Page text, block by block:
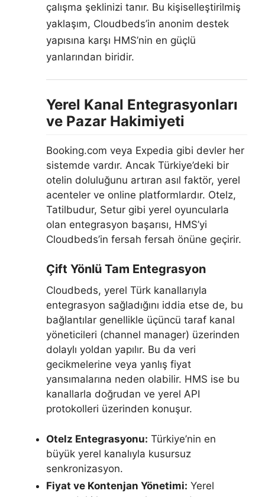
çalışma şeklinizi tanır. Bu kişiselleştirilmiş
yaklaşım, Cloudbeds’in anonim destek
yapısına karşı HMS’nin en güçlü
yanlarından biridir.
Yerel Kanal Entegrasyonları
ve Pazar Hakimiyeti
Booking.com veya Expedia gibi devler her
sistemde vardır. Ancak Türkiye’deki bir
otelin doluluğunu artıran asıl faktör, yerel
acenteler ve online platformlardır. Otelz,
Tatilbudur, Setur gibi yerel oyuncularla
olan entegrasyon başarısı, HMS’yi
Cloudbeds’in fersah fersah önüne geçirir.
Çift Yönlü Tam Entegrasyon
Cloudbeds, yerel Türk kanallarıyla
entegrasyon sağladığını iddia etse de, bu
bağlantılar genellikle üçüncü taraf kanal
yöneticileri (channel manager) üzerinden
dolaylı yoldan yapılır. Bu da veri
gecikmelerine veya yanlış fiyat
yansımalarına neden olabilir. HMS ise bu
kanallarla doğrudan ve yerel API
protokolleri üzerinden konuşur.
Otelz Entegrasyonu: Türkiye’nin en
büyük yerel kanalıyla kusursuz
senkronizasyon.
Fiyat ve Kontenjan Yönetimi: Yerel